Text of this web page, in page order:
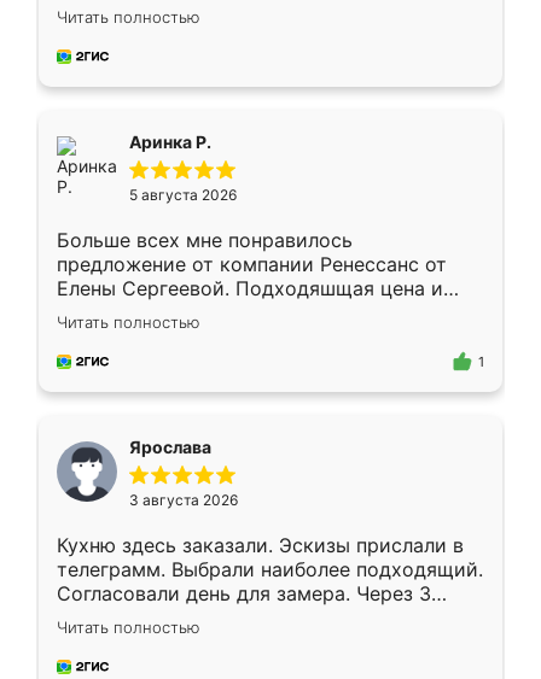
Замерщик приехал в субботу, подошёл к
делу со всей ответственностью. Собрали
за день, ребята работали аккуратно, даже
Читать полностью
Аринка Р.
5 августа 2026
Больше всех мне понравилось
предложение от компании Ренессанс от
Елены Сергеевой. Подходяшщая цена и
короткие сроки изготовления. Приехавший
для замера сотрудник Владислав
предложил по моему эскизу самый
Читать полностью
1
Ярослава
3 августа 2026
Кухню здесь заказали. Эскизы прислали в
телеграмм. Выбрали наиболее подходящий.
Согласовали день для замера. Через 3
недели кухня была уже готова. Остались
довольны работой. Спасибо Ренессанс
мебель за качественную работу!
Читать полностью